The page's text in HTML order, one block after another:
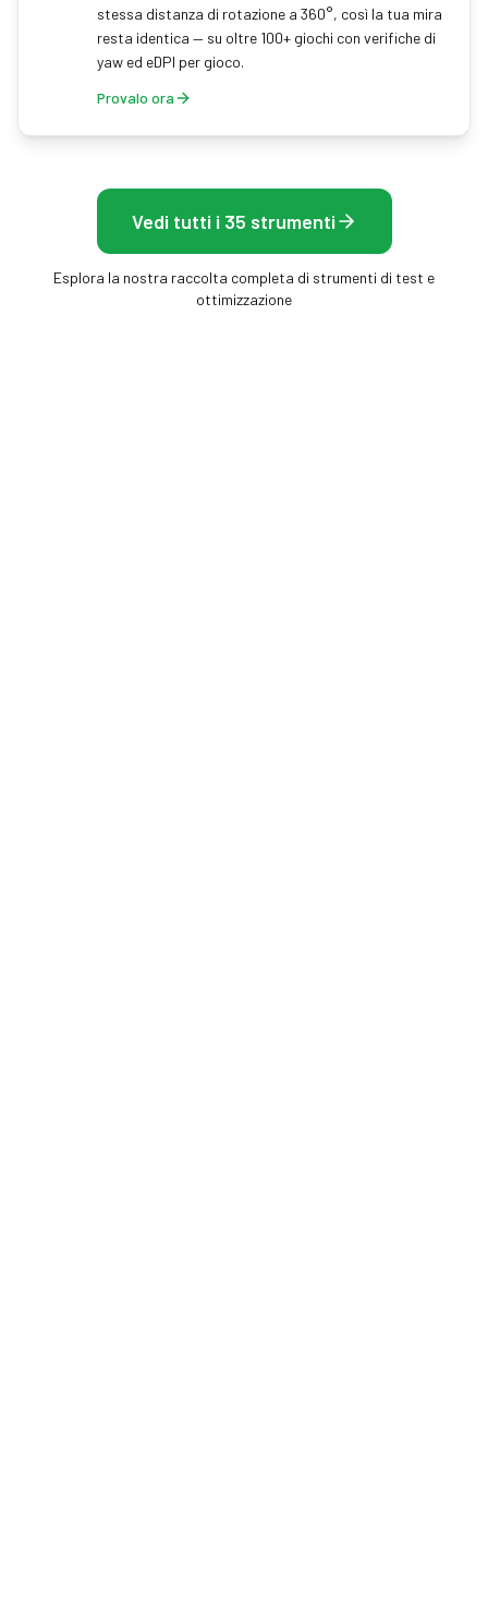
stessa distanza di rotazione a 360°, così la tua mira
resta identica — su oltre 100+ giochi con verifiche di
yaw ed eDPI per gioco.
Provalo ora
Vedi tutti i 35 strumenti
Esplora la nostra raccolta completa di strumenti di test e
ottimizzazione